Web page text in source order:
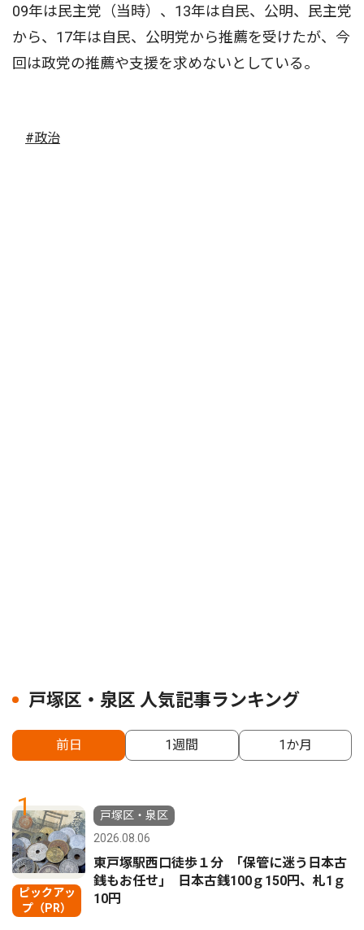
09年は民主党（当時）、13年は自民、公明、民主党
から、17年は自民、公明党から推薦を受けたが、今
回は政党の推薦や支援を求めないとしている。
#政治
戸塚区・泉区 人気記事ランキング
前日 1週間 1か月
1
ピックアッ
プ（PR）
戸塚区・泉区
2026.08.06
東戸塚駅西口徒歩１分 ｢保管に迷う日本古
銭もお任せ｣ 日本古銭100ｇ150円、札1ｇ
10円